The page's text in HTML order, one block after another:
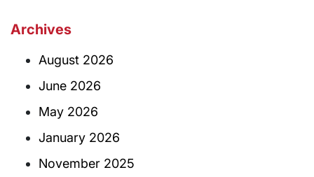
Archives
August 2026
June 2026
May 2026
January 2026
November 2025